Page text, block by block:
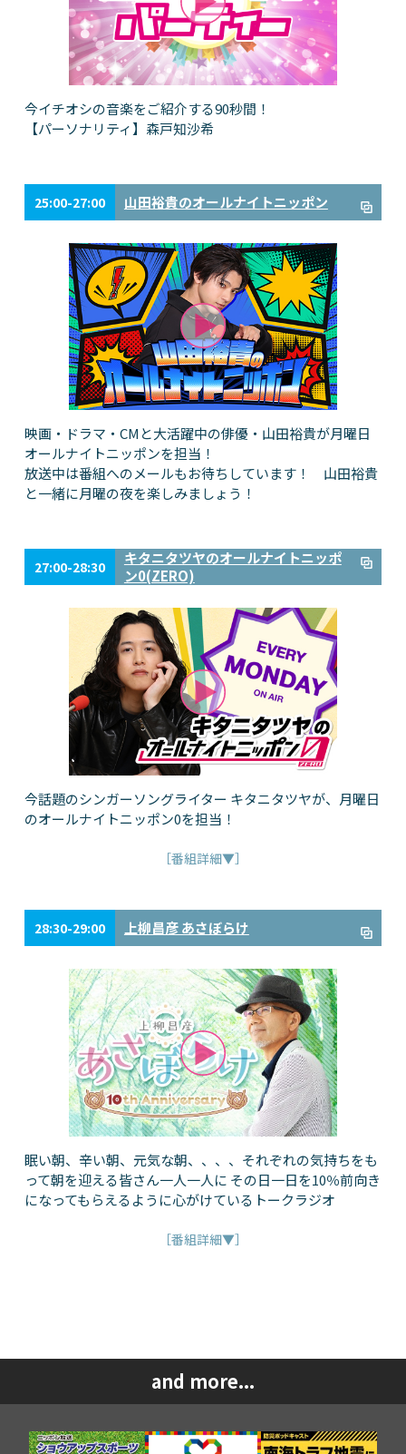
今イチオシの音楽をご紹介する90秒間！
【パーソナリティ】森戸知沙希
25:00-27:00 山田裕貴のオールナイトニッポン
映画・ドラマ・CMと大活躍中の俳優・山田裕貴が月曜日
オールナイトニッポンを担当！
放送中は番組へのメールもお待ちしています！ 山田裕貴
と一緒に月曜の夜を楽しみましょう！
27:00-28:30
キタニタツヤのオールナイトニッポ
ン0(ZERO)
今話題のシンガーソングライター キタニタツヤが、月曜日
のオールナイトニッポン0を担当！
［番組詳細▼］
28:30-29:00 上柳昌彦 あさぼらけ
眠い朝、辛い朝、元気な朝、、、、それぞれの気持ちをも
って朝を迎える皆さん一人一人に その日一日を10％前向き
になってもらえるように心がけているトークラジオ
［番組詳細▼］
and more...